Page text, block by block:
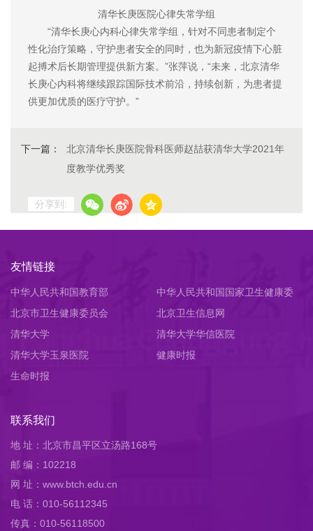
清华长庚医院心律失常学组
“清华长庚心内科心律失常学组，针对不同患者制定个
性化治疗策略，守护患者安全的同时，也为新冠疫情下心脏
起搏术后长期管理提供新方案。”张萍说，“未来，北京清华
长庚心内科将继续跟踪国际技术前沿，持续创新，为患者提
供更加优质的医疗守护。”
下一篇：
北京清华长庚医院骨科医师赵喆获清华大学2021年
度教学优秀奖
分享到:
友情链接
中华人民共和国教育部
中华人民共和国国家卫生健康委
员会
北京市卫生健康委员会
北京卫生信息网
清华大学
清华大学华信医院
清华大学玉泉医院
健康时报
生命时报
联系我们
地 址：北京市昌平区立汤路168号
邮 编：102218
网 址：www.btch.edu.cn
电 话：010-56112345
传真：010-56118500